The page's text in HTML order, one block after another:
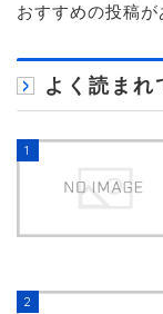
おすすめの投稿が
よく読まれ
1
2